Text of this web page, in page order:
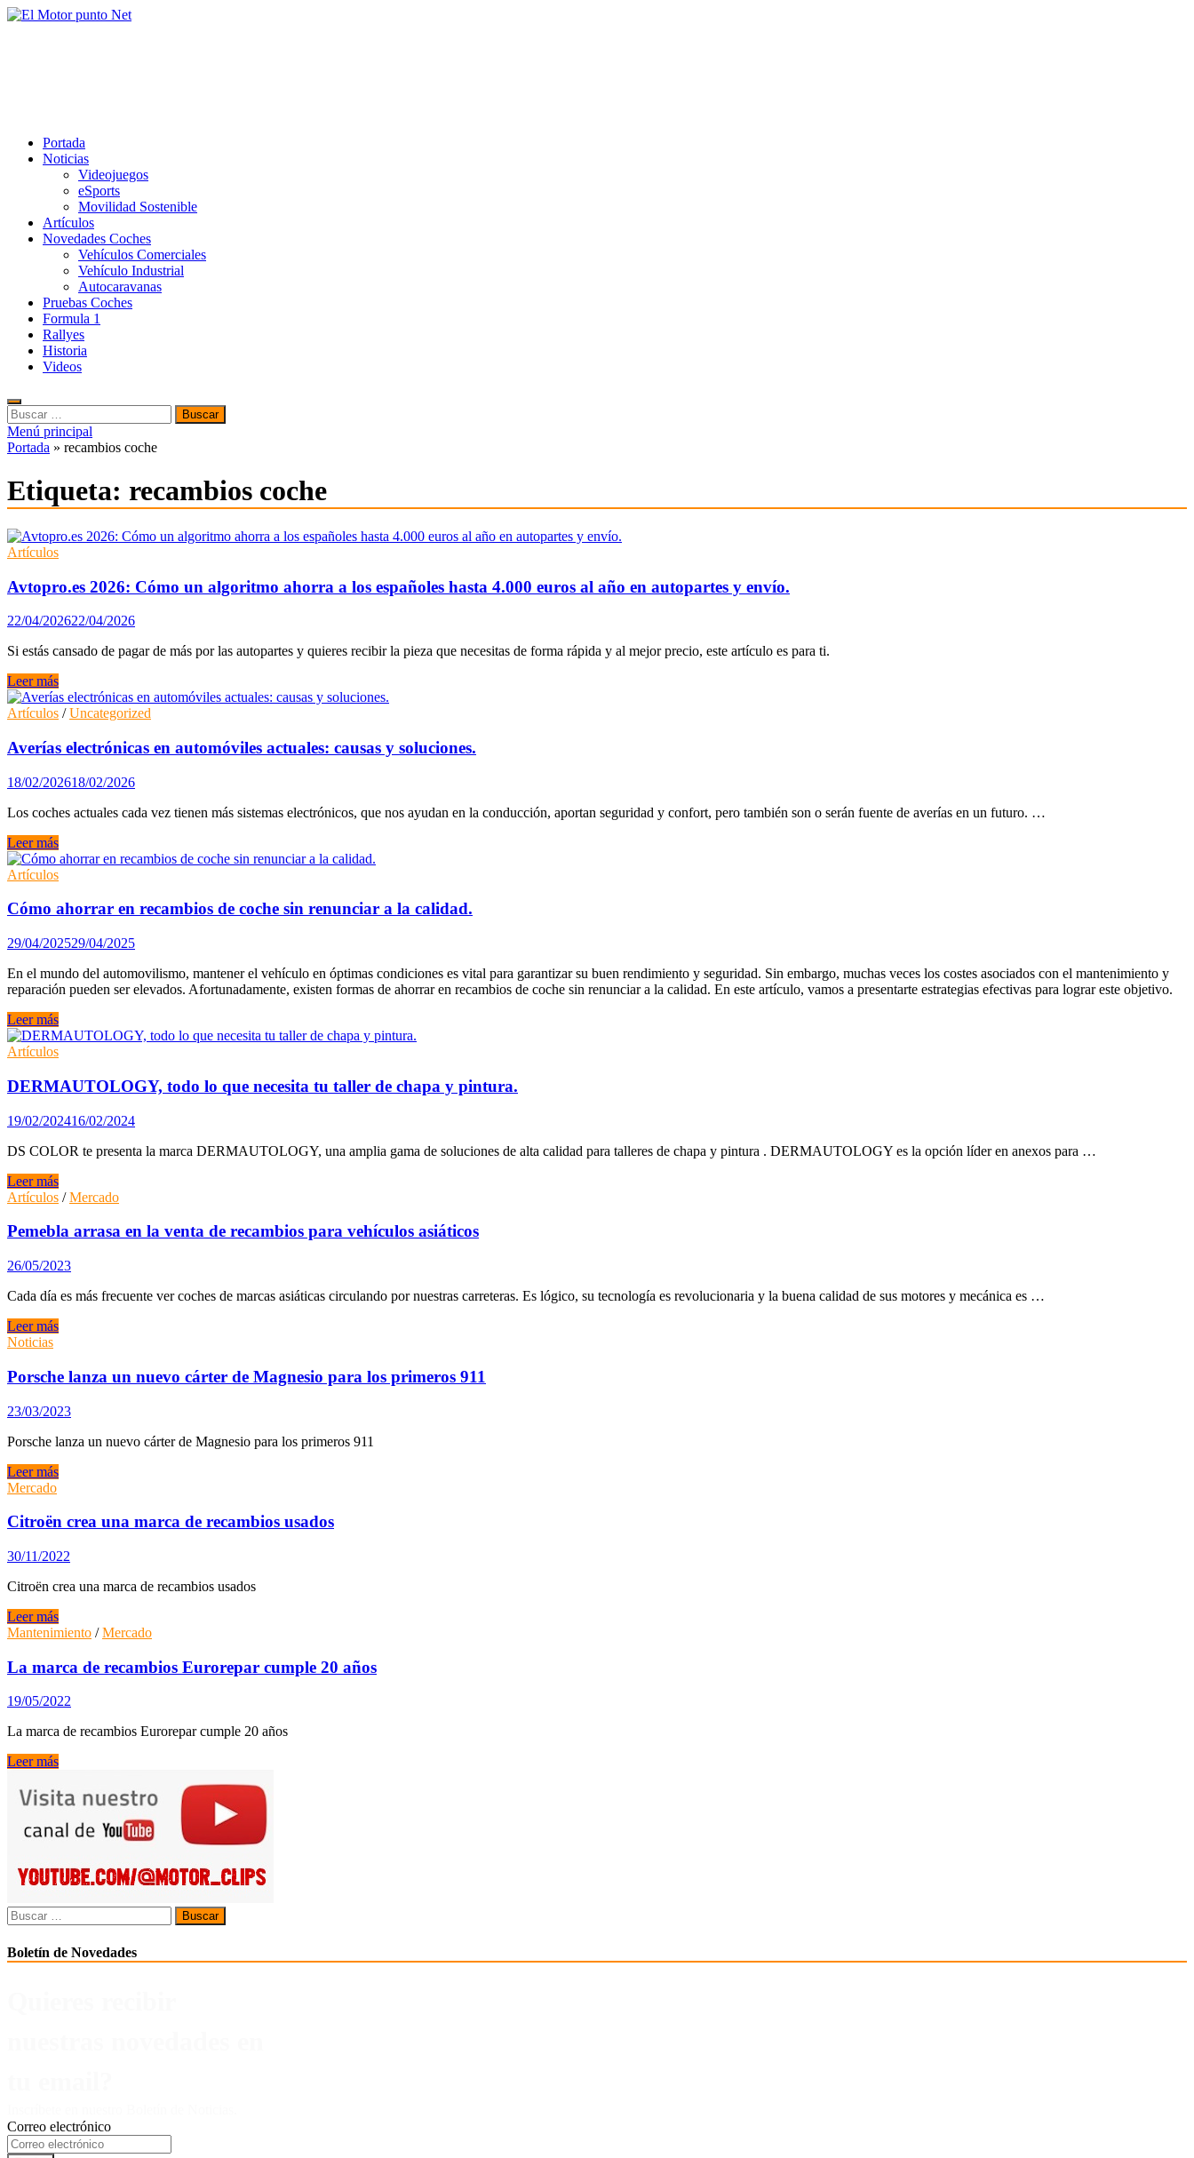
Saltar
Portada
Noticias
Videojuegos
eSports
Movilidad Sostenible
Artículos
Novedades Coches
Vehículos Comerciales
Vehículo Industrial
Autocaravanas
Pruebas Coches
Formula 1
Rallyes
Historia
Videos
Buscar:
Menú principal
Portada » recambios coche
Etiqueta: recambios coche
Artículos
Avtopro.es 2026: Cómo un algoritmo ahorra a los españoles hasta 4.000 euros al año en autopartes y envío.
22/04/202622/04/2026
Si estás cansado de pagar de más por las autopartes y quieres recibir la pieza que necesitas de forma rápida y al mejor precio, este artículo es para ti.
Avtopro.es
2026:
Cómo
algoritmo
ahorra
a
los
españoles
4.000
euros
al
en
autopartes
y
envío.
Leer más
Artículos /Uncategorized
Averías electrónicas en automóviles actuales: causas y soluciones.
18/02/202618/02/2026
Los coches actuales cada vez tienen más sistemas electrónicos, que nos ayudan en la conducción, aportan seguridad y confort, pero también son o serán fuente de averías en un futuro. …
Averías
electrónicas
en
actuales:
y
soluciones.
Leer más
Artículos
Cómo ahorrar en recambios de coche sin renunciar a la calidad.
29/04/202529/04/2025
En el mundo del automovilismo, mantener el vehículo en óptimas condiciones es vital para garantizar su buen rendimiento y seguridad. Sin embargo, muchas veces los costes asociados con el mantenimiento y
reparación pueden ser elevados. Afortunadamente, existen formas de ahorrar en recambios de coche sin renunciar a la calidad. En este artículo, vamos a presentarte estrategias efectivas para lograr este objetivo.
Cómo
ahorrar
en
de
coche
sin
renunciar
a
calidad.
Leer más
Artículos
DERMAUTOLOGY, todo lo que necesita tu taller de chapa y pintura.
19/02/202416/02/2024
DS COLOR te presenta la marca DERMAUTOLOGY, una amplia gama de soluciones de alta calidad para talleres de chapa y pintura . DERMAUTOLOGY es la opción líder en anexos para …
DERMAUTOLOGY,
todo
que
tu
taller
de
y
pintura.
Leer más
Artículos /Mercado
Pemebla arrasa en la venta de recambios para vehículos asiáticos
26/05/2023
Cada día es más frecuente ver coches de marcas asiáticas circulando por nuestras carreteras. Es lógico, su tecnología es revolucionaria y la buena calidad de sus motores y mecánica es …
Pemebla
arrasa
la
venta
de
recambios
para
asiáticos
Leer más
Noticias
Porsche lanza un nuevo cárter de Magnesio para los primeros 911
23/03/2023
Porsche lanza un nuevo cárter de Magnesio para los primeros 911
Porsche
lanza
nuevo
de
Magnesio
para
primeros
911
Leer más
Mercado
Citroën crea una marca de recambios usados
30/11/2022
Citroën crea una marca de recambios usados
Citroën
crea
marca
de
recambios
usados
Leer más
Mantenimiento /Mercado
La marca de recambios Eurorepar cumple 20 años
19/05/2022
La marca de recambios Eurorepar cumple 20 años
La
recambios
Eurorepar
cumple
años
Leer más
Buscar:
Boletín de Novedades
Correo electrónico